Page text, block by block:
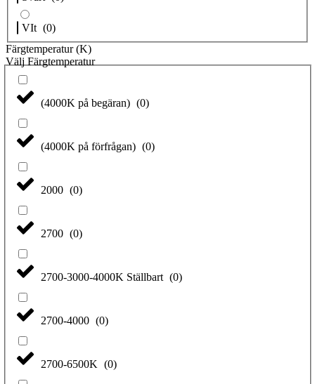
VIt (0)
Färgtemperatur (K)
Välj Färgtemperatur
(4000K på begäran) (0)
(4000K på förfrågan) (0)
2000 (0)
2700 (0)
2700-3000-4000K Ställbart (0)
2700-4000 (0)
2700-6500K (0)